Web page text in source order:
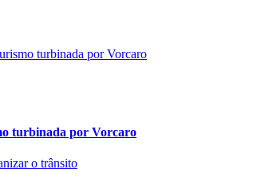
turbinada por Vorcaro